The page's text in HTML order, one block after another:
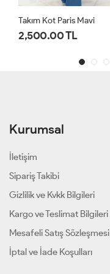
Takım Kot Paris Mavi
2,500.00 TL
Kurumsal
İletişim
Sipariş Takibi
Gizlilik ve Kvkk Bilgileri
Kargo ve Teslimat Bilgileri
Mesafeli Satış Sözleşmesi
İptal ve İade Koşulları